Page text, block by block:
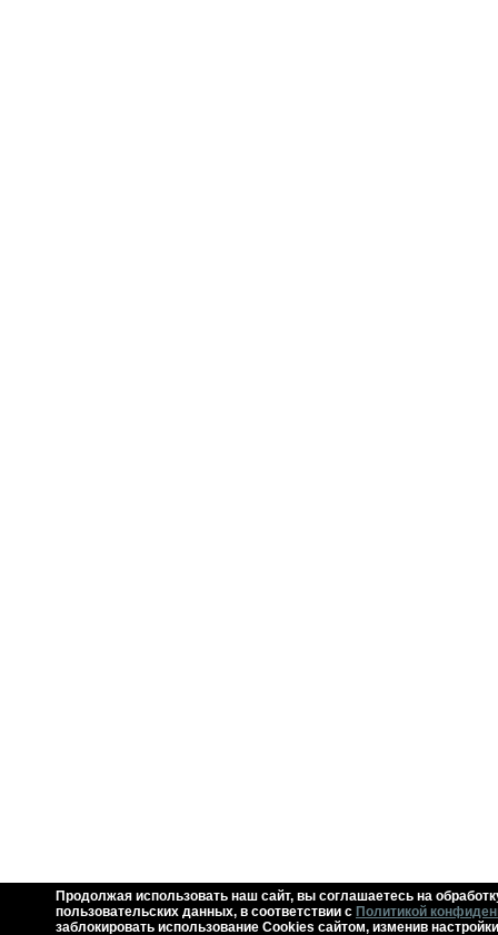
Продолжая использовать наш сайт, вы соглашаетесь на
пользовательских данных, в соответствии с Политикой
заблокировать использование Cookies сайтом, изменив